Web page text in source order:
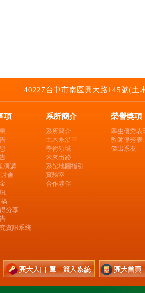
40227台中市南區興大路145號(
項
演講
會
分享
資訊系統
系所簡介
系所簡介
土木系沿革
學術領域
未來出路
系館地圖指引
實驗室
合作夥伴
榮譽獎項
學生優秀表
教師優秀表
傑出系友